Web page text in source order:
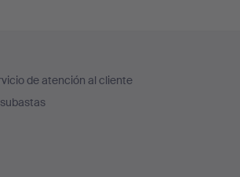
de atención al cliente